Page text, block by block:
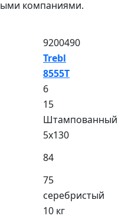
компаниями.
9200490
Trebl
8555T
6
15
Штампованный
5x130
84
75
серебристый
10 кг